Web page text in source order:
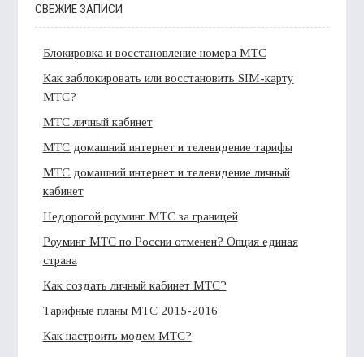
СВЕЖИЕ ЗАПИСИ
Блокировка и восстановление номера МТС
Как заблокировать или восстановить SIM-карту
МТС?
МТС личный кабинет
МТС домашний интернет и телевидение тарифы
МТС домашний интернет и телевидение личный
кабинет
Недорогой роуминг МТС за границей
Роуминг МТС по России отменен? Опция единая
страна
Как создать личный кабинет МТС?
Тарифные планы МТС 2015-2016
Как настроить модем МТС?